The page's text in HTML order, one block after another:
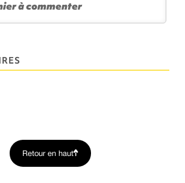
Retour en haut